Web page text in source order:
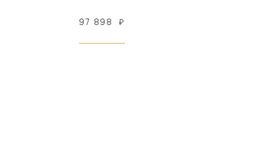
97 898 ₽